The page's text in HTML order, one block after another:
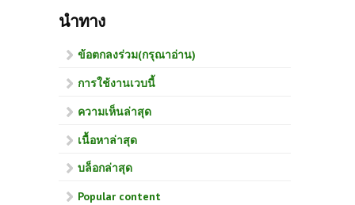
นำทาง
ข้อตกลงร่วม(กรุณาอ่าน)
การใช้งานเวบนี้
ความเห็นล่าสุด
เนื้อหาล่าสุด
บล็อกล่าสุด
Popular content